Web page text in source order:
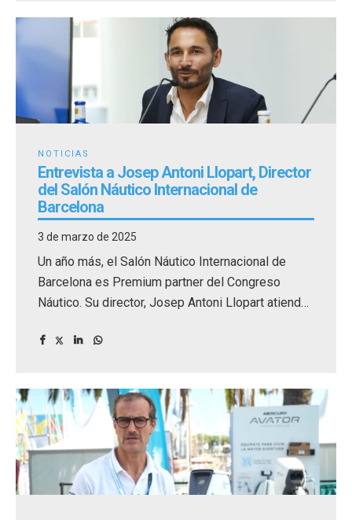
NOTICIAS
Entrevista a Josep Antoni Llopart, Director
del Salón Náutico Internacional de
Barcelona
3 de marzo de 2025
Un año más, el Salón Náutico Internacional de
Barcelona es Premium partner del Congreso
Náutico. Su director, Josep Antoni Llopart atiende